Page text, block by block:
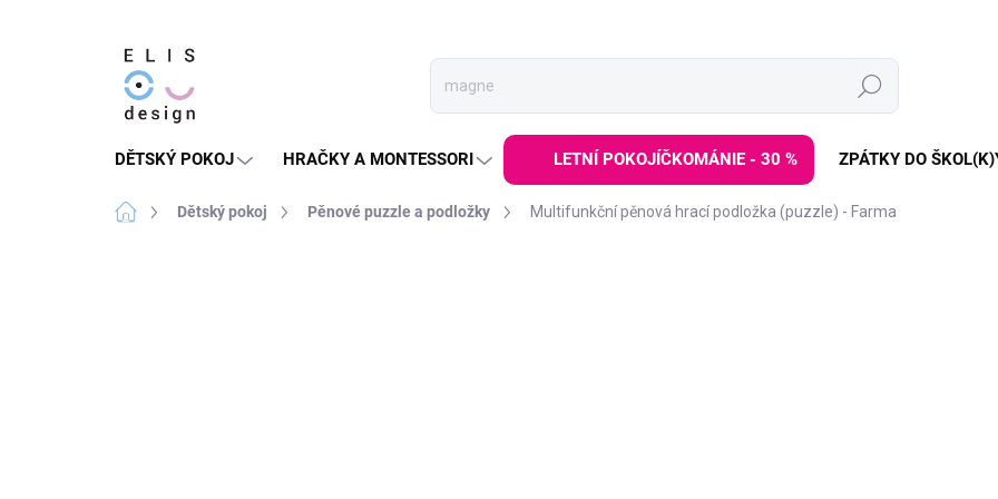
Hledat
DĚTSKÝ POKOJ HRAČKY A MONTESSORI LETNÍ POKOJÍČKOMÁNIE - 30 % ZPÁTKY DO
Domů Dětský pokoj Pěnové puzzle a podložky Multifunkční pěnová hrací podložka (puzzle) - Farma